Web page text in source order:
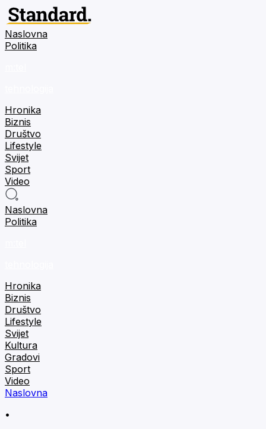
Naslovna
Politika
Hronika
Biznis
Društvo
Lifestyle
Svijet
Sport
Video
Naslovna
Politika
Hronika
Biznis
Društvo
Lifestyle
Svijet
Kultura
Gradovi
Sport
Video
Naslovna
•